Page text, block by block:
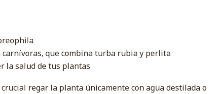
carnívoras, que combina turba rubia y perlita
la salud de tus plantas
crucial regar la planta únicamente con agua destilada o